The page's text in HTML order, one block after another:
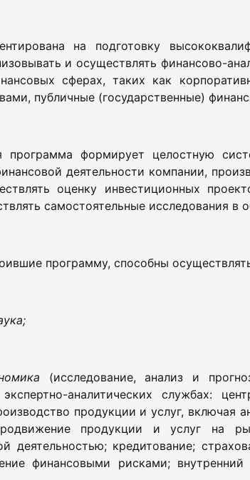
на подготовку
и осуществлять финансово-
сферах, таких как
публичные (государственные)
программа формирует целостную
деятельности компании,
оценку инвестиционных
самостоятельные исследования в
программу, способны
(исследование, анализ и
аналитических службах:
продукции и услуг, включая
продукции и услуг на
деятельностью; кредитование;
финансовыми рисками;